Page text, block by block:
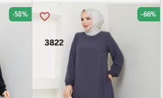
favorite_border -66%
-58%